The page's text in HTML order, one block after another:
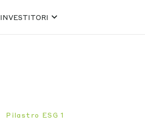
INVESTITORI
Pilastro ESG 1